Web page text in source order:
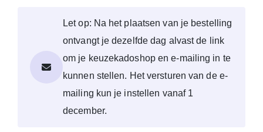
Let op: Na het plaatsen van je bestelling
ontvangt je dezelfde dag alvast de link
om je keuzekadoshop en e-mailing in te
kunnen stellen. Het versturen van de e-
mailing kun je instellen vanaf 1
december.